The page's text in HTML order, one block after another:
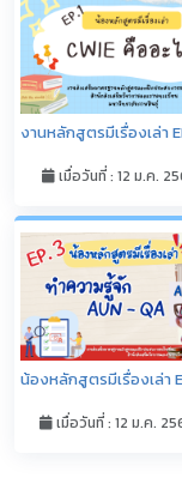
งานหลักสูตรมีเรื่องเล่า
เมื่อวันที่ : 12 ม.ค.
น้องหลักสูตรมีเรื่องเล่า
เมื่อวันที่ : 12 ม.ค.